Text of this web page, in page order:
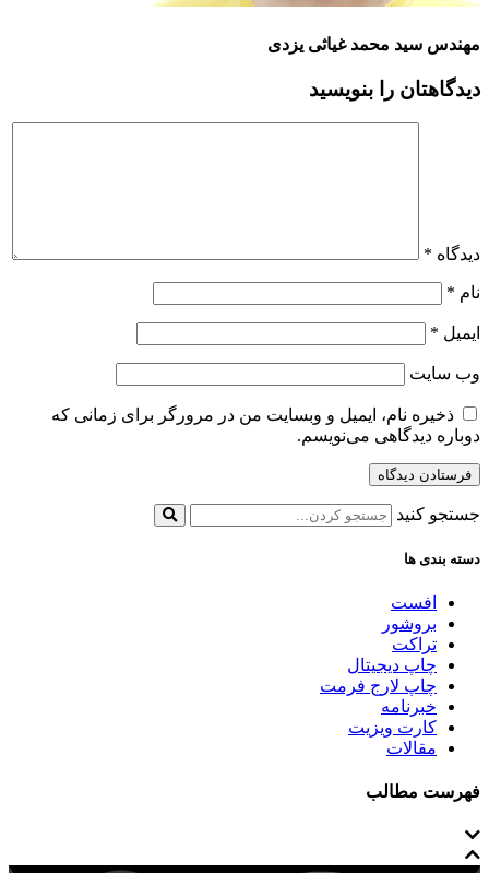
مهندس سید محمد غیاثی یزدی
دیدگاهتان را بنویسید
دیدگاه *
نام *
ایمیل *
وب‌ سایت
ذخیره نام، ایمیل و وبسایت من در مرورگر برای زمانی که
دوباره دیدگاهی می‌نویسم.
جستجو کنید
دسته بندی ها
افست
بروشور
تراکت
چاپ دیجیتال
چاپ لارج فرمت
خبرنامه
کارت ویزیت
مقالات
فهرست مطالب